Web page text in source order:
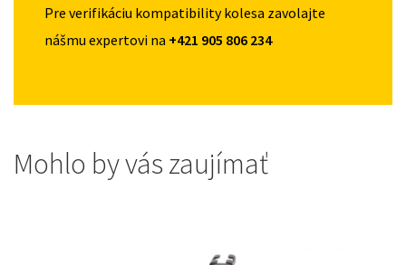
Pre verifikáciu kompatibility kolesa zavolajte
nášmu expertovi na +421 905 806 234
Mohlo by vás zaujímať